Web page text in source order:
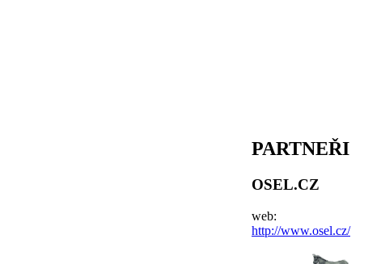
PARTNEŘI
OSEL.CZ
web:
http://www.osel.cz/